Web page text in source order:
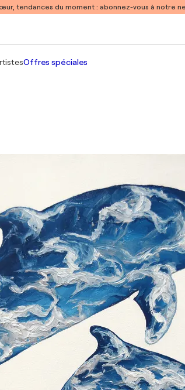
tendances du moment : abonnez-vous à notre
Offres spéciales